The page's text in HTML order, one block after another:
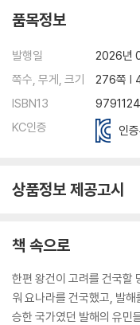
품목정보
발행일
2026년
쪽수, 무게, 크기
276쪽 |
ISBN13
KC인증
인
상품정보 제공고시
책 속으로
한편 왕건이 고려를 건국할
워 요나라를 건국했고, 발
승한 국가였던 발해의 유민